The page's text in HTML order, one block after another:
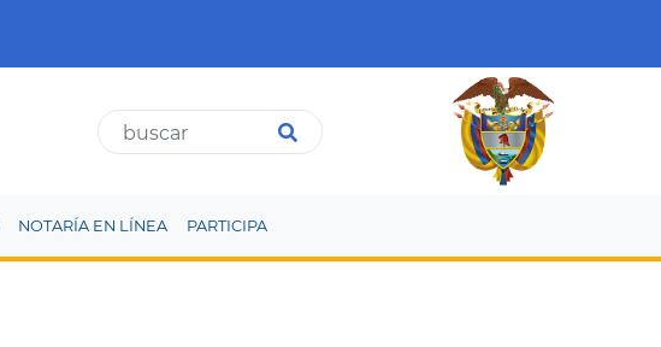
NOTARÍA EN LÍNEA PARTICIPA